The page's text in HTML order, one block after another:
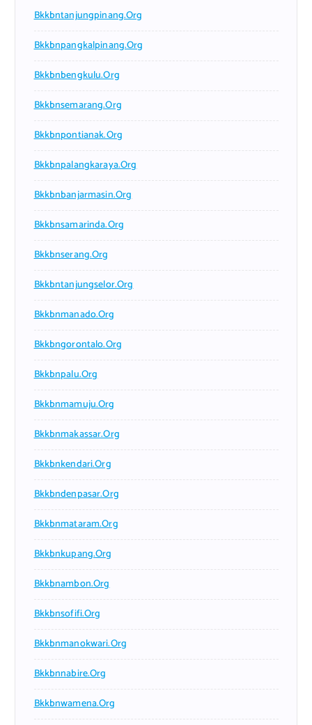
Bkkbntanjungpinang.org
Bkkbnpangkalpinang.org
Bkkbnbengkulu.org
Bkkbnsemarang.org
Bkkbnpontianak.org
Bkkbnpalangkaraya.org
Bkkbnbanjarmasin.org
Bkkbnsamarinda.org
Bkkbnserang.org
Bkkbntanjungselor.org
Bkkbnmanado.org
Bkkbngorontalo.org
Bkkbnpalu.org
Bkkbnmamuju.org
Bkkbnmakassar.org
Bkkbnkendari.org
Bkkbndenpasar.org
Bkkbnmataram.org
Bkkbnkupang.org
Bkkbnambon.org
Bkkbnsofifi.org
Bkkbnmanokwari.org
Bkkbnnabire.org
Bkkbnwamena.org